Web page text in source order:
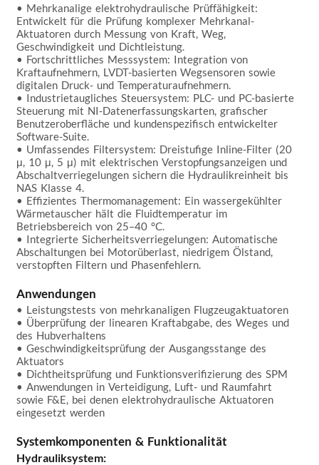
• Mehrkanalige elektrohydraulische Prüffähigkeit:
Entwickelt für die Prüfung komplexer Mehrkanal-
Aktuatoren durch Messung von Kraft, Weg,
Geschwindigkeit und Dichtleistung.
• Fortschrittliches Messsystem: Integration von
Kraftaufnehmern, LVDT-basierten Wegsensoren sowie
digitalen Druck- und Temperaturaufnehmern.
• Industrietaugliches Steuersystem: PLC- und PC-basierte
Steuerung mit NI-Datenerfassungskarten, grafischer
Benutzeroberfläche und kundenspezifisch entwickelter
Software-Suite.
• Umfassendes Filtersystem: Dreistufige Inline-Filter (20
μ, 10 μ, 5 μ) mit elektrischen Verstopfungsanzeigen und
Abschaltverriegelungen sichern die Hydraulikreinheit bis
NAS Klasse 4.
• Effizientes Thermomanagement: Ein wassergekühlter
Wärmetauscher hält die Fluidtemperatur im
Betriebsbereich von 25–40 °C.
• Integrierte Sicherheitsverriegelungen: Automatische
Abschaltungen bei Motorüberlast, niedrigem Ölstand,
verstopften Filtern und Phasenfehlern.
Anwendungen
• Leistungstests von mehrkanaligen Flugzeugaktuatoren
• Überprüfung der linearen Kraftabgabe, des Weges und
des Hubverhaltens
• Geschwindigkeitsprüfung der Ausgangsstange des
Aktuators
• Dichtheitsprüfung und Funktionsverifizierung des SPM
• Anwendungen in Verteidigung, Luft- und Raumfahrt
sowie F&E, bei denen elektrohydraulische Aktuatoren
eingesetzt werden
Systemkomponenten & Funktionalität
Hydrauliksystem: